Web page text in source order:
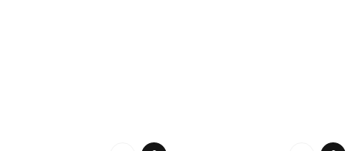
Littmann-stetoskoopit kaikille